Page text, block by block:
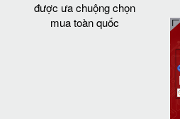
được ưa chuộng chọn
mua toàn quốc